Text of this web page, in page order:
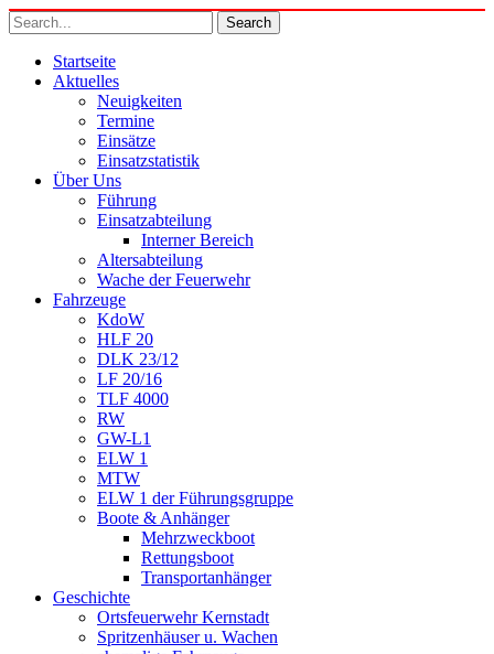
Startseite
Aktuelles
Neuigkeiten
Termine
Einsätze
Einsatzstatistik
Über Uns
Führung
Einsatzabteilung
Interner Bereich
Altersabteilung
Wache der Feuerwehr
Fahrzeuge
KdoW
HLF 20
DLK 23/12
LF 20/16
TLF 4000
RW
GW-L1
ELW 1
MTW
ELW 1 der Führungsgruppe
Boote & Anhänger
Mehrzweckboot
Rettungsboot
Transportanhänger
Geschichte
Ortsfeuerwehr Kernstadt
Spritzenhäuser u. Wachen